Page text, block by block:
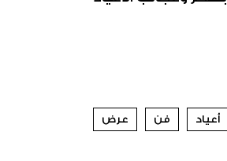
أعياد فن عرض